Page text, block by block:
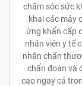
chăm sóc sức
khai các máy
ứng khẩn cấp
nhân viên y tế
nhân chấn
chẩn đoán và
cao ngay cả